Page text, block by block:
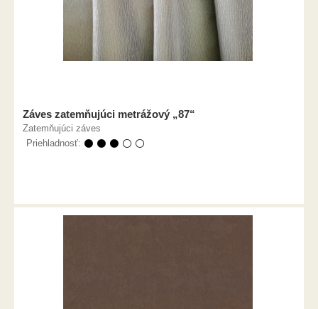
Záves zatemňujúci metrážový „87“
Zatemňujúci záves
Priehladnosť: ⚫ ⚫ ⚫ ⚪ ⚪